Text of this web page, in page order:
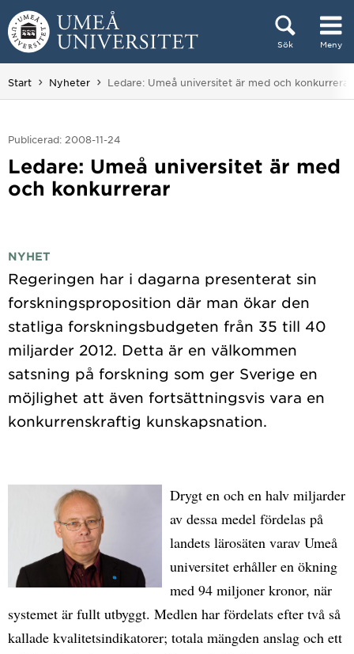
Hoppa direkt till innehållet
Sök Meny
Huvudmenyn dold.
Start Nyheter Du är här:
Ledare: Umeå universitet är med och konkurrerar
Publicerad: 2008-11-24
Ledare: Umeå universitet är med
och konkurrerar
NYHET
Regeringen har i dagarna presenterat sin
forskningsproposition där man ökar den
statliga forskningsbudgeten från 35 till 40
miljarder 2012. Detta är en välkommen
satsning på forskning som ger Sverige en
möjlighet att även fortsättningsvis vara en
Drygt en och en halv miljarder
av dessa medel fördelas på
landets lärosäten varav Umeå
universitet erhåller en ökning
med 94 miljoner kronor, när
systemet är fullt utbyggt. Medlen har fördelats efter två så
kallade kvalitetsindikatorer; totala mängden anslag och ett